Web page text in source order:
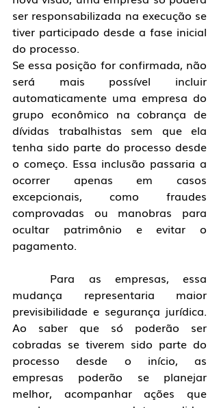
ser responsabilizada na execução se
tiver participado desde a fase inicial
do processo.
Se essa posição for confirmada, não
será mais possível incluir
automaticamente uma empresa do
grupo econômico na cobrança de
dívidas trabalhistas sem que ela
tenha sido parte do processo desde
o começo. Essa inclusão passaria a
ocorrer apenas em casos
excepcionais, como fraudes
comprovadas ou manobras para
ocultar patrimônio e evitar o
pagamento.
mudança representaria maior
previsibilidade e segurança jurídica.
Ao saber que só poderão ser
cobradas se tiverem sido parte do
processo desde o início, as
empresas poderão se planejar
melhor, acompanhar ações que